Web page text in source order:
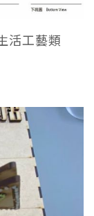
活工藝類